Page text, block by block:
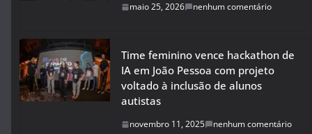
maio 25, 2026 nenhum comentário
Time feminino vence hackathon de
IA em João Pessoa com projeto
voltado à inclusão de alunos
autistas
novembro 11, 2025 nenhum comentário